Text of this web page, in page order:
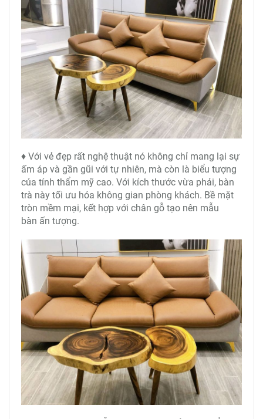
♦ Với vẻ đẹp rất nghệ thuật nó không chỉ mang lại sự
ấm áp và gần gũi với tự nhiên, mà còn là biểu tượng
của tính thẩm mỹ cao. Với kích thước vừa phải, bàn
trà này tối ưu hóa không gian phòng khách. Bề mặt
tròn mềm mại, kết hợp với chân gỗ tạo nên mẫu
bàn ấn tượng.